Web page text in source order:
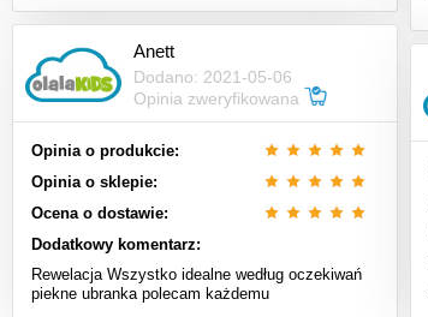
Anett
Dodano: 2021-05-06
Opinia zweryfikowana
Opinia o produkcie:
Opinia o sklepie:
Ocena o dostawie:
Dodatkowy komentarz:
Rewelacja Wszystko idealne według oczekiwań
piekne ubranka polecam każdemu